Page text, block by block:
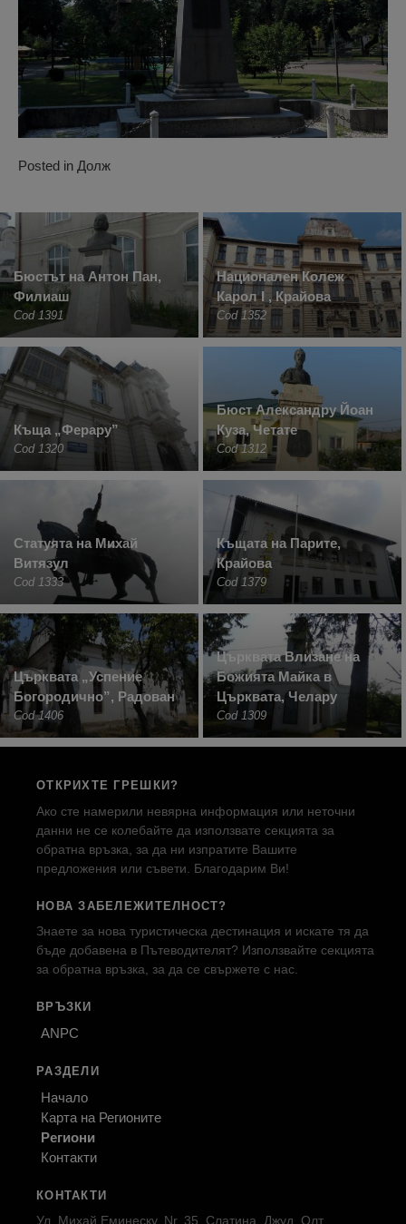
Posted in Долж
Бюстът на Антон Пан,
Филиаш
Cod 1391
Национален Колеж
Карол I , Крайова
Cod 1352
Къща „Ферару”
Cod 1320
Бюст Александру Йоан
Куза, Четате
Cod 1312
Статуята на Михай
Витязул
Cod 1333
Къщата на Парите,
Крайова
Cod 1379
Църквата „Успение
Богородично”, Радован
Cod 1406
Църквата Влизане на
Божията Майка в
Църквата, Челару
Cod 1309
ОТКРИХТЕ ГРЕШКИ?
Ако сте намерили невярна информация или неточни
данни не се колебайте да използвате секцията за
обратна връзка, за да ни изпратите Вашите
предложения или съвети. Благодарим Ви!
НОВА ЗАБЕЛЕЖИТЕЛНОСТ?
Знаете за нова туристическа дестинация и искате тя да
бъде добавена в Пътеводителят? Използвайте секцията
за обратна връзка, за да се свържете с нас.
ВРЪЗКИ
ANPC
РАЗДЕЛИ
Начало
Карта на Регионите
Региони
Контакти
КОНТАКТИ
Ул. Михай Еминеску, Nr. 35, Слатина, Джуд. Олт,